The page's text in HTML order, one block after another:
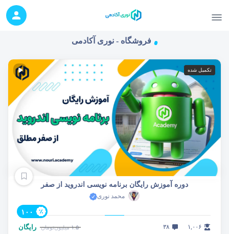
فروشگاه - نوری آکادمی
تکمیل شده
دوره آموزش رایگان برنامه نویسی اندروید از صفر
محمد نوری
۱,۰۰۶ ۳۸
۱۰۰
۱.۵ میلیونتومان رایگان